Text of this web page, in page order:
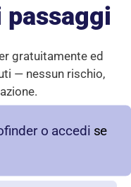
gratuitamente ed
— nessun rischio,
o accedi se